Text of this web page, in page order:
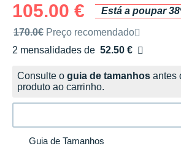
105.00 €
Está a poupar
Preço de venda recomendado pela
170.0€ Preço recomendado
2 mensalidades de 52.50 €
sem custos
Consulte o guia de tamanhos antes
produto ao carrinho.
Guia de Tamanhos